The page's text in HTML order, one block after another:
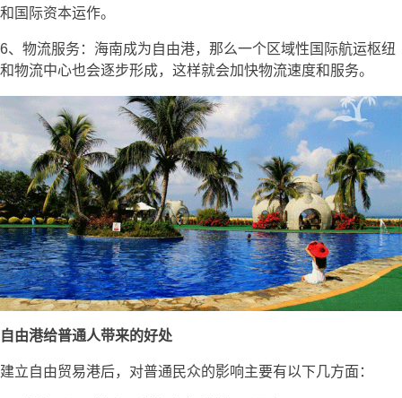
和国际资本运作。
6、物流服务：海南成为自由港，那么一个区域性国际航运枢纽
和物流中心也会逐步形成，这样就会加快物流速度和服务。
自由港给普通人带来的好处
建立自由贸易港后，对普通民众的影响主要有以下几方面：